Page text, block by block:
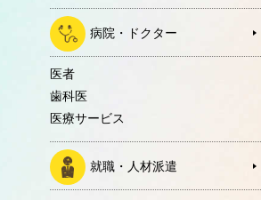
病院・ドクター
医者
歯科医
医療サービス
就職・人材派遣